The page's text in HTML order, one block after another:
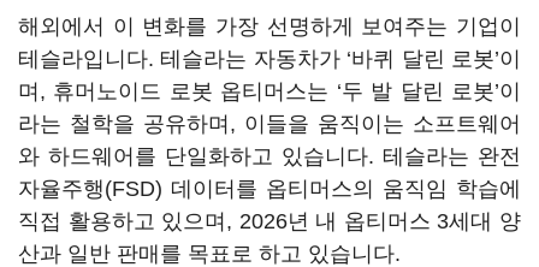
해외에서 이 변화를 가장 선명하게 보여주는 기업이
테슬라입니다. 테슬라는 자동차가 ‘바퀴 달린 로봇’이
며, 휴머노이드 로봇 옵티머스는 ‘두 발 달린 로봇’이
라는 철학을 공유하며, 이들을 움직이는 소프트웨어
와 하드웨어를 단일화하고 있습니다. 테슬라는 완전
자율주행(FSD) 데이터를 옵티머스의 움직임 학습에
직접 활용하고 있으며, 2026년 내 옵티머스 3세대 양
산과 일반 판매를 목표로 하고 있습니다.